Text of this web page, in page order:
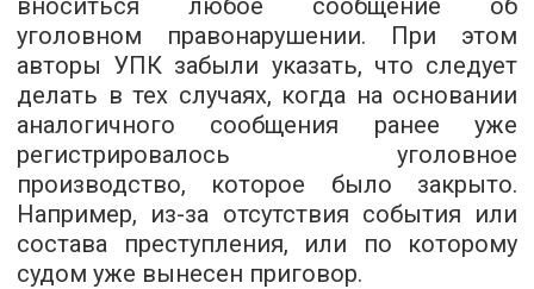
уголовном правонарушении. При этом
авторы УПК забыли указать, что следует
делать в тех случаях, когда на основании
аналогичного сообщения ранее уже
регистрировалось уголовное
производство, которое было закрыто.
Например, из-за отсутствия события или
состава преступления, или по которому
судом уже вынесен приговор.